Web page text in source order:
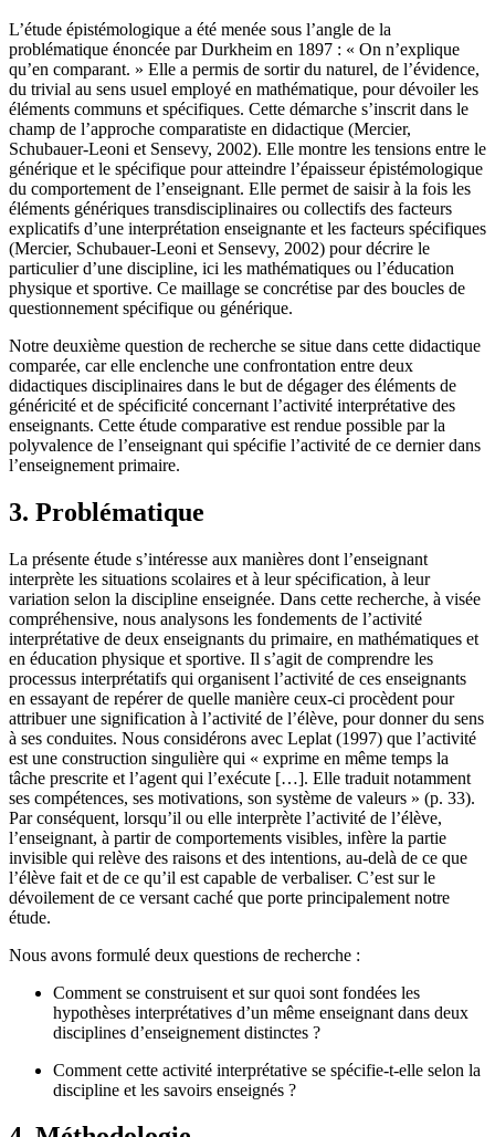
L’étude épistémologique a été menée sous l’angle de la
problématique énoncée par Durkheim en 1897 : « On n’explique
qu’en comparant. » Elle a permis de sortir du naturel, de l’évidence,
du trivial au sens usuel employé en mathématique, pour dévoiler les
éléments communs et spécifiques. Cette démarche s’inscrit dans le
champ de l’approche comparatiste en didactique (Mercier,
Schubauer-Leoni et Sensevy, 2002). Elle montre les tensions entre le
générique et le spécifique pour atteindre l’épaisseur épistémologique
du comportement de l’enseignant. Elle permet de saisir à la fois les
éléments génériques transdisciplinaires ou collectifs des facteurs
explicatifs d’une interprétation enseignante et les facteurs spécifiques
(Mercier, Schubauer-Leoni et Sensevy, 2002) pour décrire le
particulier d’une discipline, ici les mathématiques ou l’éducation
physique et sportive. Ce maillage se concrétise par des boucles de
questionnement spécifique ou générique.
Notre deuxième question de recherche se situe dans cette didactique
comparée, car elle enclenche une confrontation entre deux
didactiques disciplinaires dans le but de dégager des éléments de
généricité et de spécificité concernant l’activité interprétative des
enseignants. Cette étude comparative est rendue possible par la
polyvalence de l’enseignant qui spécifie l’activité de ce dernier dans
l’enseignement primaire.
3. Problématique
La présente étude s’intéresse aux manières dont l’enseignant
interprète les situations scolaires et à leur spécification, à leur
variation selon la discipline enseignée. Dans cette recherche, à visée
compréhensive, nous analysons les fondements de l’activité
interprétative de deux enseignants du primaire, en mathématiques et
en éducation physique et sportive. Il s’agit de comprendre les
processus interprétatifs qui organisent l’activité de ces enseignants
en essayant de repérer de quelle manière ceux-ci procèdent pour
attribuer une signification à l’activité de l’élève, pour donner du sens
à ses conduites. Nous considérons avec Leplat (1997) que l’activité
est une construction singulière qui « exprime en même temps la
tâche prescrite et l’agent qui l’exécute […]. Elle traduit notamment
ses compétences, ses motivations, son système de valeurs » (p. 33).
Par conséquent, lorsqu’il ou elle interprète l’activité de l’élève,
l’enseignant, à partir de comportements visibles, infère la partie
invisible qui relève des raisons et des intentions, au-delà de ce que
l’élève fait et de ce qu’il est capable de verbaliser. C’est sur le
dévoilement de ce versant caché que porte principalement notre
étude.
Nous avons formulé deux questions de recherche :
Comment se construisent et sur quoi sont fondées les
hypothèses interprétatives d’un même enseignant dans deux
disciplines d’enseignement distinctes ?
Comment cette activité interprétative se spécifie-t-elle selon la
discipline et les savoirs enseignés ?